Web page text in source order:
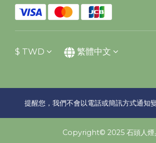
$ TWD 繁體中文
提醒您，我們不會以電話或簡訊方式通知
Copyright© 2025 石頭人煙